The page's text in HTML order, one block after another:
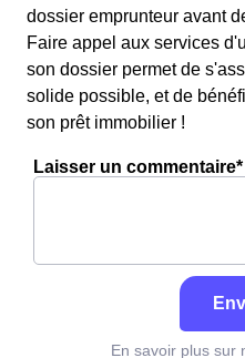
dossier emprunteur avant
Faire appel aux services
son dossier permet de
solide possible, et de
son prêt immobilier !
Laisser un commentaire*
En savoir plus sur